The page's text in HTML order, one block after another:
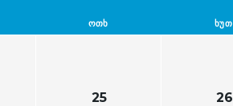
ᲝᲗᲮ ᲮᲣᲗ
25 26